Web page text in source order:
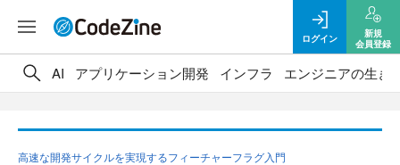
ログイン
新規
会員登録
AI アプリケーション開発 インフラ エンジニアの生き
高速な開発サイクルを実現するフィーチャーフラグ入門